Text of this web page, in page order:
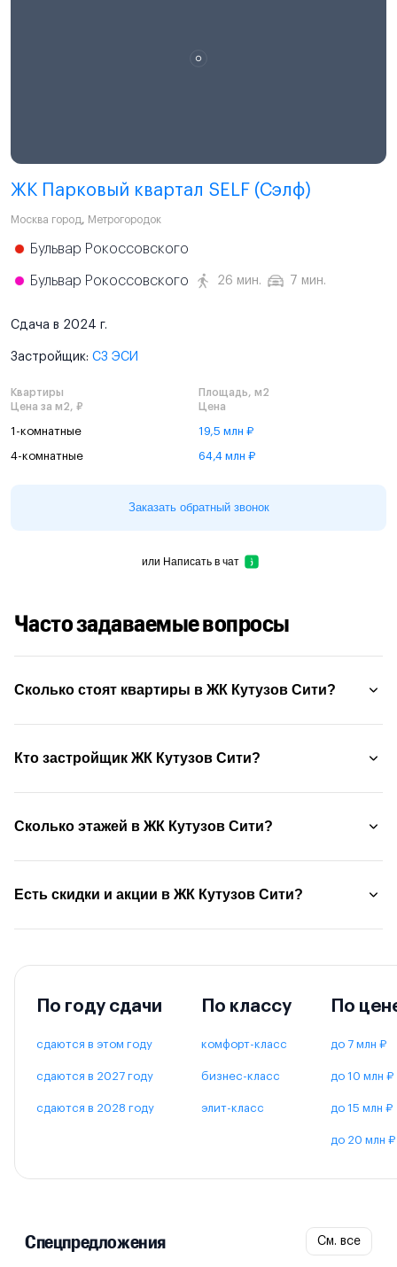
ЖК Парковый квартал SELF (Сэлф)
Москва город, Метрогородок
Бульвар Рокоссовского
Бульвар Рокоссовского 26 мин. 7 мин.
Сдача в 2024 г.
Застройщик: СЗ ЭСИ
Квартиры
Площадь, м2
Цена за м2, ₽
Цена
1-комнатные 19,5 млн ₽
4-комнатные 64,4 млн ₽
Заказать обратный звонок
или Написать в чат
Часто задаваемые вопросы
Сколько стоят квартиры в ЖК Кутузов Сити?
Кто застройщик ЖК Кутузов Сити?
Сколько этажей в ЖК Кутузов Сити?
Есть скидки и акции в ЖК Кутузов Сити?
По году сдачи
сдаются в этом году
сдаются в 2027 году
сдаются в 2028 году
По классу
комфорт-класс
бизнес-класс
элит-класс
По
до 7 млн ₽
до 10 млн ₽
до 15 млн ₽
до 20 млн ₽
Спецпредложения См. все